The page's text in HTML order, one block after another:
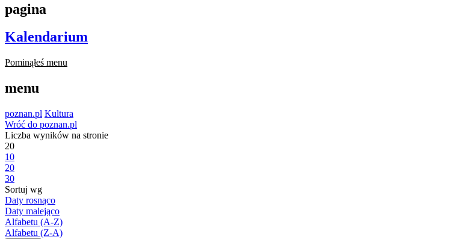
pagina
Kalendarium
Pominąłeś menu
menu
poznan.pl Kultura
Wróć do poznan.pl
Liczba wyników na stronie
20
10
20
30
Sortuj wg
Daty rosnąco
Daty malejąco
Alfabetu (A-Z)
Alfabetu (Z-A)